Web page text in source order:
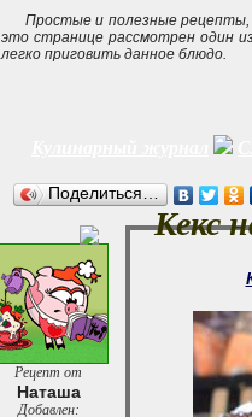
Простые и полезные рецепты,
это странице рассмотренодин
легко приговить данное блюдо.
Поделиться…
Рецепт от
Наташа
Добавлен:
Кекс